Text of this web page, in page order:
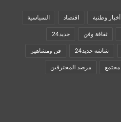
أخبار وطنية اقتصاد السياسية
ثقافة وفن جديد24
شاشة جديد24 فن ومشاهير
مجتمع مرصد المحترفين